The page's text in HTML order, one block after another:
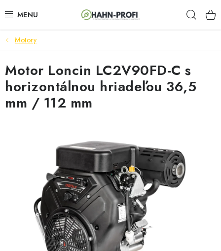
na
ELEKTROCENTRÁLY
ZAHRADNÍ TECHNIKA
STAVEBNÁ TECHNIKA
ODVLHČOVAČE A VENTILÁTORY
OHRIEVAČE
KLIMATIZÁCIA
VYHRIEVANIE
Motory
Motor Loncin LC2V90FD-C s
horizontálnou hriadeľou 36,5
mm / 112 mm